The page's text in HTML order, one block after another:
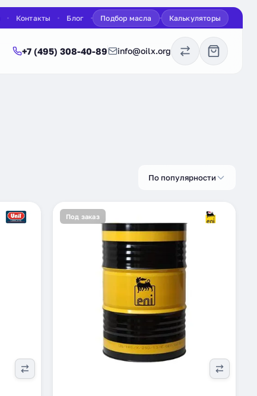
Контакты Блог Подбор масла Калькуляторы
+7 (495) 308-40-89 info@oilx.org
По популярности
Под заказ